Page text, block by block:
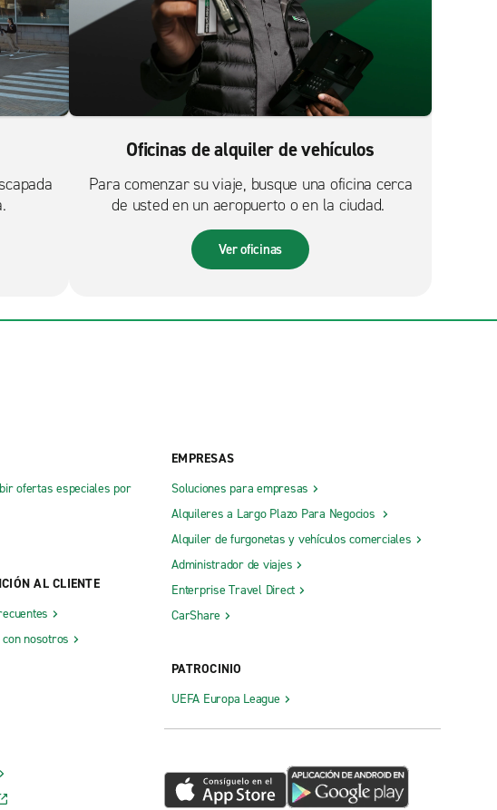
Oficinas de alquiler de vehículos
Para comenzar su viaje, busque una oficina cerca
de usted en un aeropuerto o en la ciudad.
Ver oficinas
ofertas especiales por
AL CLIENTE
nosotros
EMPRESAS
Soluciones para empresas
Alquileres a Largo Plazo Para Negocios
Alquiler de furgonetas y vehículos comerciales
Administrador de viajes
Enterprise Travel Direct
CarShare
PATROCINIO
UEFA Europa League